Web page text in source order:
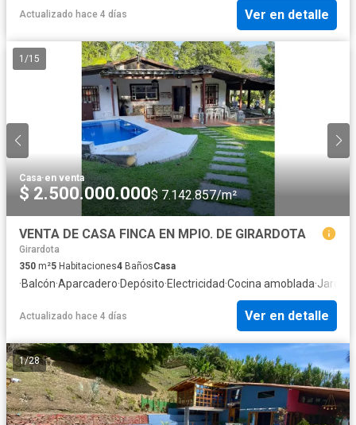
Actualizado hace 4 días Ver en detalle
1 /15
Casa·en venta
$ 2.500.000.000$ 7.142.857/m²
VENTA DE CASA FINCA EN MPIO. DE GIRARDOTA
Girardota
350 m²5 Habitaciones4 BañosCasa
·Balcón·Aparcadero·Depósito·Electricidad·Cocina amoblada·Jardín
Actualizado hace 4 días Ver en detalle
1/28